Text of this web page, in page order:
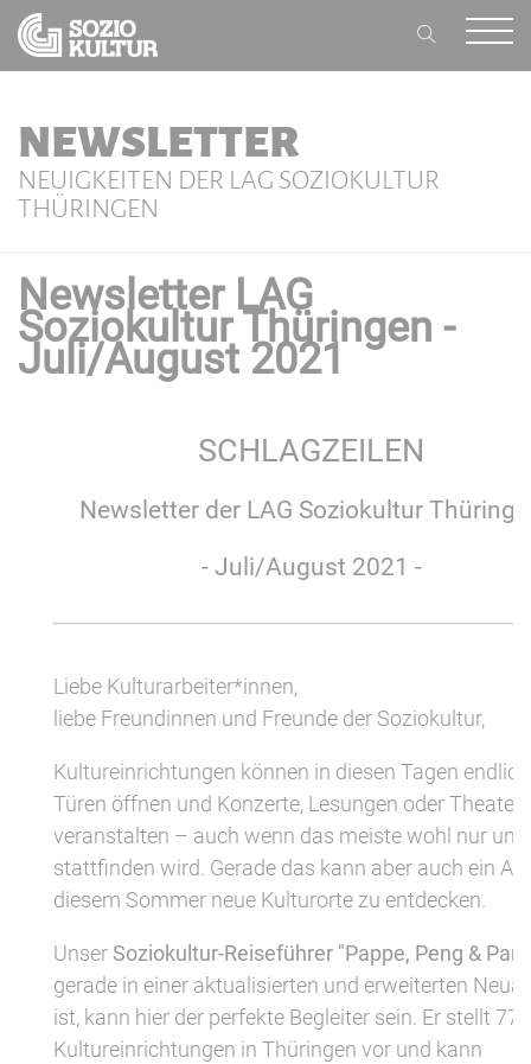
NEWSLETTER
NEUIGKEITEN DER LAG SOZIOKULTUR
THÜRINGEN
Newsletter LAG
Soziokultur Thüringen -
Juli/August 2021
SCHLAGZEILEN
Newsletter der LAG Soziokultur
- Juli/August 2021 -
Liebe Kulturarbeiter*innen,
liebe Freundinnen und Freunde der Soziokultur,
Kultureinrichtungen können in diesen Tagen
Türen öffnen und Konzerte, Lesungen oder
veranstalten – auch wenn das meiste wohl nur
stattfinden wird. Gerade das kann aber auch ein
diesem Sommer neue Kulturorte zu entdecken.
Unser Soziokultur-Reiseführer "Pappe, Peng &
gerade in einer aktualisierten und erweiterten
ist, kann hier der perfekte Begleiter sein. Er stellt 77
Kultureinrichtungen in Thüringen vor und kann